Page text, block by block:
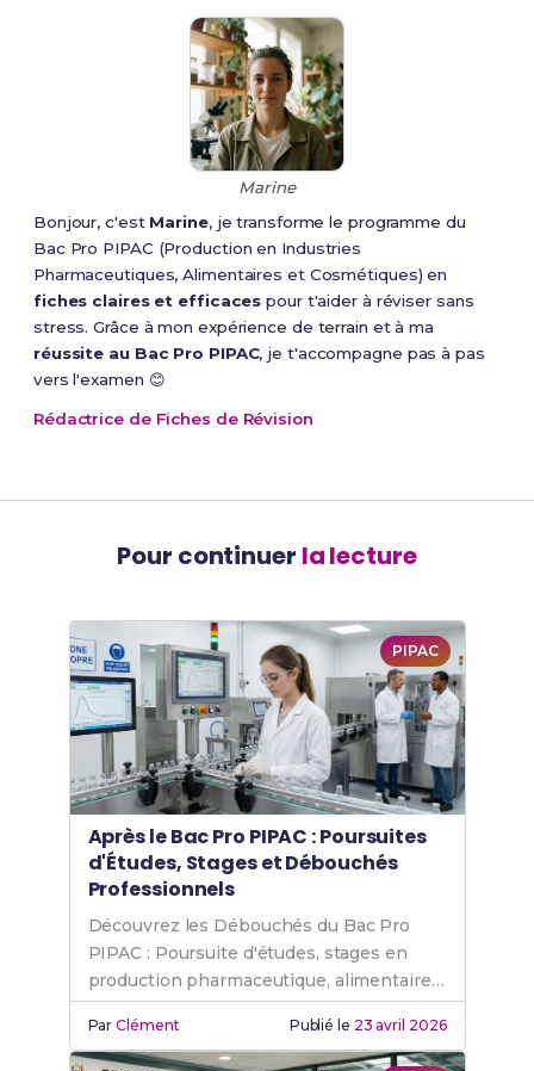
Marine
Bonjour, c'est Marine, je transforme le programme du
Bac Pro PIPAC (Production en Industries
Pharmaceutiques, Alimentaires et Cosmétiques) en
fiches claires et efficaces pour t'aider à réviser sans
stress. Grâce à mon expérience de terrain et à ma
réussite au Bac Pro PIPAC, je t'accompagne pas à pas
vers l'examen 😊
Rédactrice de Fiches de Révision
Pour continuer la lecture
PIPAC
Après le Bac Pro PIPAC : Poursuites
d'Études, Stages et Débouchés
Professionnels
Découvrez les Débouchés du Bac Pro
PIPAC : Poursuite d'études, stages en
production pharmaceutique, alimentaire
et cosmétique, et métiers accessibles.
ParClément Publié le 23 avril 2026